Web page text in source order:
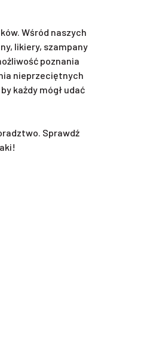
Wśród naszych
likiery, szampany
poznania
nieprzeciętnych
każdy mógł udać
Sprawdź